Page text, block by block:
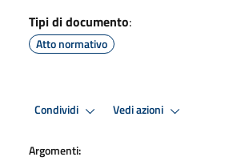
Tipi di documento:
Atto normativo
Condividi Vedi azioni
Argomenti: